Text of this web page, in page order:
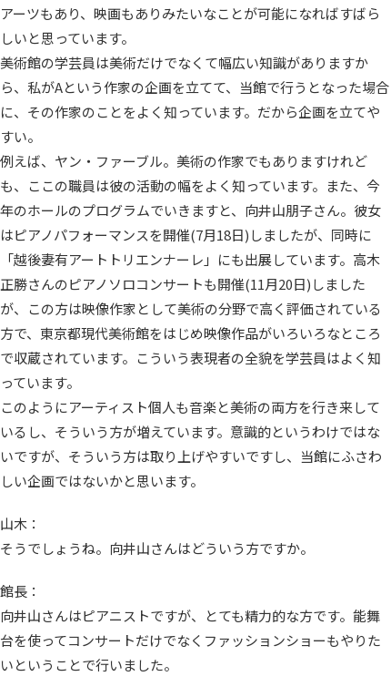
アーツもあり、映画もありみたいなことが可能になればすばら
しいと思っています。
美術館の学芸員は美術だけでなくて幅広い知識がありますか
ら、私がAという作家の企画を立てて、当館で行うとなった場合
に、その作家のことをよく知っています。だから企画を立てや
すい。
例えば、ヤン・ファーブル。美術の作家でもありますけれど
も、ここの職員は彼の活動の幅をよく知っています。また、今
年のホールのプログラムでいきますと、向井山朋子さん。彼女
はピアノパフォーマンスを開催(7月18日)しましたが、同時に
「越後妻有アートトリエンナーレ」にも出展しています。高木
正勝さんのピアノソロコンサートも開催(11月20日)しました
が、この方は映像作家として美術の分野で高く評価されている
方で、東京都現代美術館をはじめ映像作品がいろいろなところ
で収蔵されています。こういう表現者の全貌を学芸員はよく知
っています。
このようにアーティスト個人も音楽と美術の両方を行き来して
いるし、そういう方が増えています。意識的というわけではな
いですが、そういう方は取り上げやすいですし、当館にふさわ
しい企画ではないかと思います。
山木：
そうでしょうね。向井山さんはどういう方ですか。
館長：
向井山さんはピアニストですが、とても精力的な方です。能舞
台を使ってコンサートだけでなくファッションショーもやりた
いということで行いました。